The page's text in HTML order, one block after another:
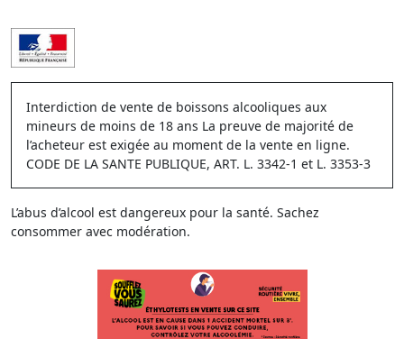
Interdiction de vente de boissons alcooliques aux
mineurs de moins de 18 ans La preuve de majorité de
l’acheteur est exigée au moment de la vente en ligne.
CODE DE LA SANTE PUBLIQUE, ART. L. 3342-1 et L. 3353-3
L’abus d’alcool est dangereux pour la santé. Sachez
consommer avec modération.